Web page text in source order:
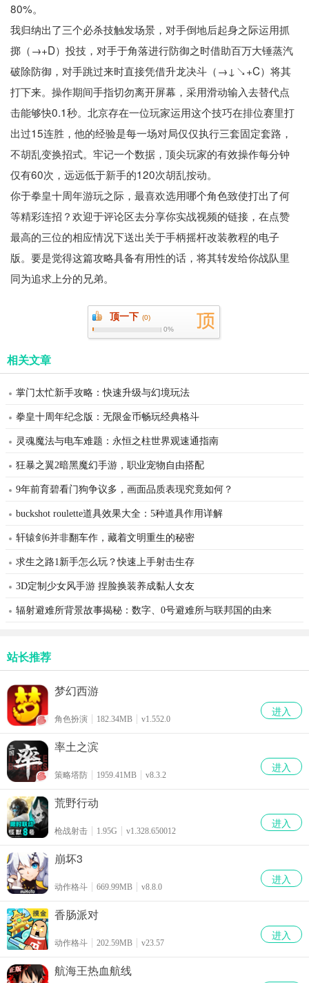
80%。
我归纳出了三个必杀技触发场景，对手倒地后起身之际运用抓
掷（→+D）投技，对手于角落进行防御之时借助百万大锤蒸汽
破除防御，对手跳过来时直接凭借升龙决斗（→↓↘+C）将其
打下来。操作期间手指切勿离开屏幕，采用滑动输入去替代点
击能够快0.1秒。北京存在一位玩家运用这个技巧在排位赛里打
出过15连胜，他的经验是每一场对局仅仅执行三套固定套路，
不胡乱变换招式。牢记一个数据，顶尖玩家的有效操作每分钟
仅有60次，远远低于新手的120次胡乱按动。
你于拳皇十周年游玩之际，最喜欢选用哪个角色致使打出了何
等精彩连招？欢迎于评论区去分享你实战视频的链接，在点赞
最高的三位的相应情况下送出关于手柄摇杆改装教程的电子
版。要是觉得这篇攻略具备有用性的话，将其转发给你战队里
同为追求上分的兄弟。
顶一下 (0)
0%
相关文章
掌门太忙新手攻略：快速升级与幻境玩法
拳皇十周年纪念版：无限金币畅玩经典格斗
灵魂魔法与电车难题：永恒之柱世界观速通指南
狂暴之翼2暗黑魔幻手游，职业宠物自由搭配
9年前育碧看门狗争议多，画面品质表现究竟如何？
buckshot roulette道具效果大全：5种道具作用详解
轩辕剑6并非翻车作，藏着文明重生的秘密
求生之路1新手怎么玩？快速上手射击生存
3D定制少女风手游 捏脸换装养成黏人女友
辐射避难所背景故事揭秘：数字、0号避难所与联邦国的由来
站长推荐
梦幻西游
角色扮演 182.34MB v1.552.0
进入
率土之滨
策略塔防 1959.41MB v8.3.2
进入
荒野行动
枪战射击 1.95G v1.328.650012
进入
崩坏3
动作格斗 669.99MB v8.8.0
进入
香肠派对
动作格斗 202.59MB v23.57
进入
航海王热血航线